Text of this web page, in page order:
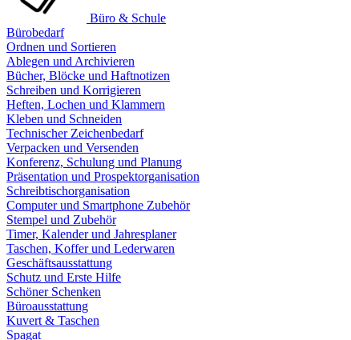
Büro & Schule
Bürobedarf
Ordnen und Sortieren
Ablegen und Archivieren
Bücher, Blöcke und Haftnotizen
Schreiben und Korrigieren
Heften, Lochen und Klammern
Kleben und Schneiden
Technischer Zeichenbedarf
Verpacken und Versenden
Konferenz, Schulung und Planung
Präsentation und Prospektorganisation
Schreibtischorganisation
Computer und Smartphone Zubehör
Stempel und Zubehör
Timer, Kalender und Jahresplaner
Taschen, Koffer und Lederwaren
Geschäftsausstattung
Schutz und Erste Hilfe
Schöner Schenken
Büroausstattung
Kuvert & Taschen
Spagat